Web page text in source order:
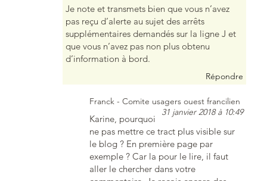
Je note et transmets bien que vous n’avez
pas reçu d’alerte au sujet des arrêts
supplémentaires demandés sur la ligne J et
que vous n’avez pas non plus obtenu
d’information à bord.
Répondre
Franck - Comite usagers ouest francilien
31 janvier 2018 à 10:49
Karine, pourquoi
ne pas mettre ce tract plus visible sur
le blog ? En première page par
exemple ? Car la pour le lire, il faut
aller le chercher dans votre